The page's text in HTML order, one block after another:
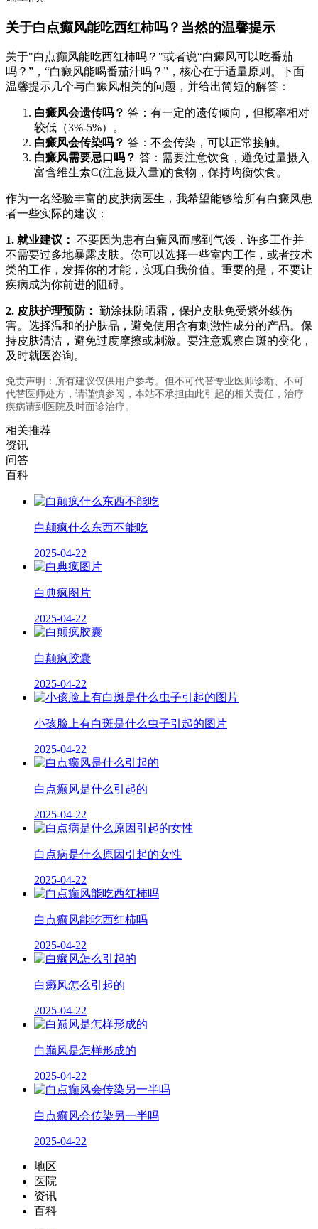
关于白点癫风能吃西红柿吗？当然的温馨提示
关于"白点癫风能吃西红柿吗？"或者说“白癜风可以吃番茄
吗？”，“白癜风能喝番茄汁吗？”，核心在于适量原则。下面
温馨提示几个与白癜风相关的问题，并给出简短的解答：
白癜风会遗传吗？ 答：有一定的遗传倾向，但概率相对
较低（3%-5%）。
白癜风会传染吗？ 答：不会传染，可以正常接触。
白癜风需要忌口吗？ 答：需要注意饮食，避免过量摄入
富含维生素C(注意摄入量)的食物，保持均衡饮食。
作为一名经验丰富的皮肤病医生，我希望能够给所有白癜风患
者一些实际的建议：
1. 就业建议： 不要因为患有白癜风而感到气馁，许多工作并
不需要过多地暴露皮肤。你可以选择一些室内工作，或者技术
类的工作，发挥你的才能，实现自我价值。重要的是，不要让
疾病成为你前进的阻碍。
2. 皮肤护理预防： 勤涂抹防晒霜，保护皮肤免受紫外线伤
害。选择温和的护肤品，避免使用含有刺激性成分的产品。保
持皮肤清洁，避免过度摩擦或刺激。要注意观察白斑的变化，
及时就医咨询。
免责声明：所有建议仅供用户参考。但不可代替专业医师诊断、不可
代替医师处方，请谨慎参阅，本站不承担由此引起的相关责任，治疗
疾病请到医院及时面诊治疗。
相关推荐
资讯
问答
百科
白颠疯什么东西不能吃
2025-04-22
白典疯图片
2025-04-22
白颠疯胶囊
2025-04-22
小孩脸上有白斑是什么虫子引起的图片
2025-04-22
白点癫风是什么引起的
2025-04-22
白点病是什么原因引起的女性
2025-04-22
白点癫风能吃西红柿吗
2025-04-22
白癞风怎么引起的
2025-04-22
白巅风是怎样形成的
2025-04-22
白点癫风会传染另一半吗
2025-04-22
地区
医院
资讯
百科